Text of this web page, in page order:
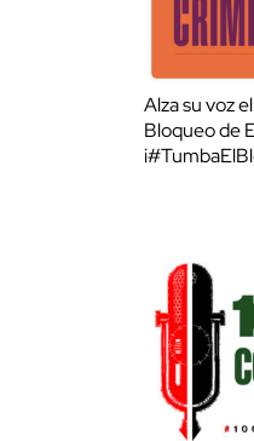
Alza su voz
Bloqueo de